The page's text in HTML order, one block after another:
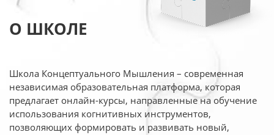
О ШКОЛЕ
Школа Концептуального Мышления – современная
независимая образовательная платформа, которая
предлагает онлайн-курсы, направленные на обучение
использования когнитивных инструментов,
позволяющих формировать и развивать новый,